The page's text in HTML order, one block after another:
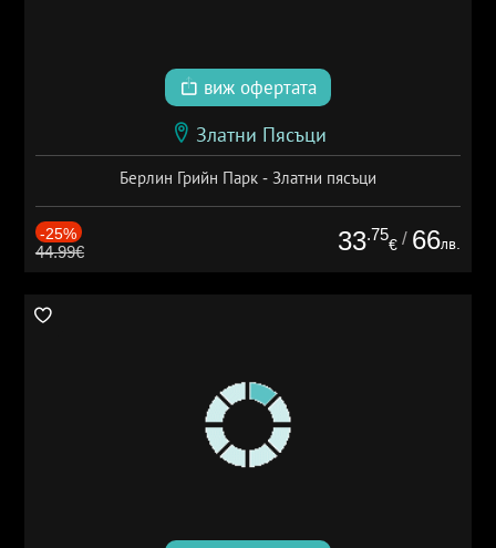
виж офертата
Златни Пясъци
Берлин Грийн Парк - Златни пясъци
-25%
44.99€ 33.75
€ / 66лв.